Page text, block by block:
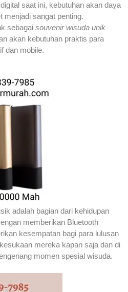
saat ini, kebutuhan akan daya
menjadi sangat penting.
sebagai souvenir wisuda unik
akan kebutuhan praktis para
aktif dan mobile.
adalah bagian dari kehidupan
memberikan Bluetooth
kesempatan bagi para lulusan
mereka kapan saja dan di
momen spesial wisuda.